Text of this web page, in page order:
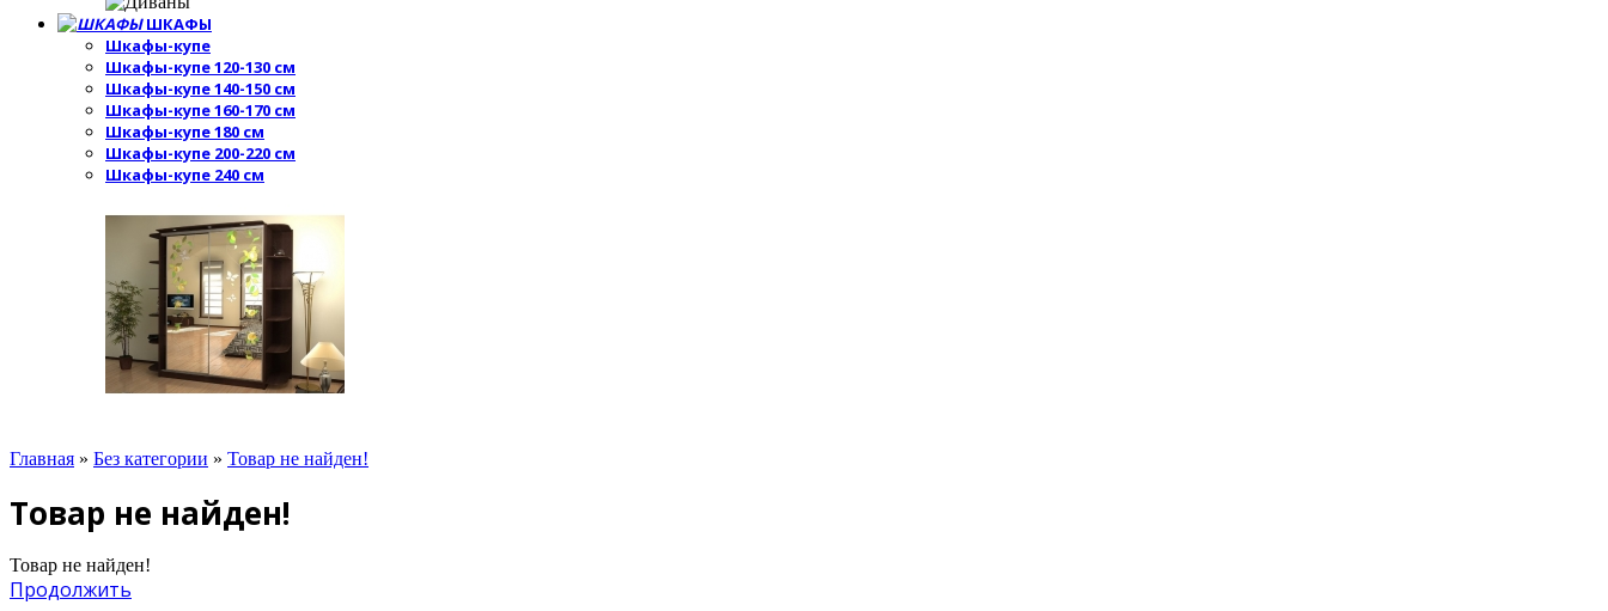
ШКАФЫ
Шкафы-купе
Шкафы-купе 120-130 см
Шкафы-купе 140-150 см
Шкафы-купе 160-170 см
Шкафы-купе 180 см
Шкафы-купе 200-220 см
Шкафы-купе 240 см
Главная » Без категории » Товар не найден!
Товар не найден!
Товар не найден!
Продолжить